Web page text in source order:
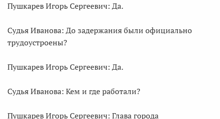
Пушкарев Игорь Сергеевич: Да.
Судья Иванова: До задержания были официально
трудоустроены?
Пушкарев Игорь Сергеевич: Да.
Судья Иванова: Кем и где работали?
Пушкарев Игорь Сергеевич: Глава города